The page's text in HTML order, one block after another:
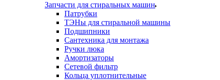
Запчасти для стиральных машин
Патрубки
ТЭНы для стиральной машины
Подшипники
Сантехника для монтажа
Ручки люка
Амортизаторы
Сетевой фильтр
Кольца уплотнительные